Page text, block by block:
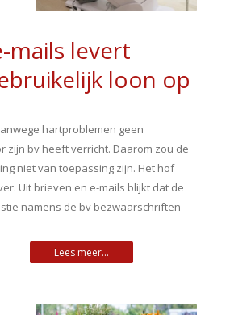
mails levert
loon op
hartproblemen geen
zijn bv heeft verricht. Daarom zou de
niet van toepassing zijn. Het hof
Uit brieven en e-mails blijkt dat de
namens de bv bezwaarschriften